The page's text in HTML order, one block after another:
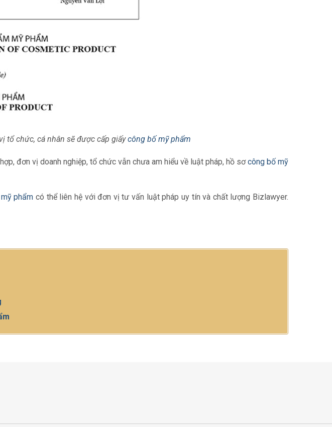
tổ chức, cá nhân sẽ được cấp giấycông bố mỹ phẩm
đơn vị doanh nghiệp, tổ chức vẫn chưa am hiểu về luật pháp, hồ sơcông bố mỹ
phẩm có thể liên hệ với đơn vị tư vấn luật pháp uy tín và chất lượng Bizlawyer.